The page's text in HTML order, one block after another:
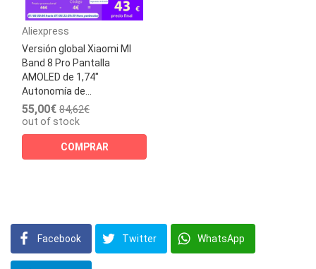
Aliexpress
Versión global Xiaomi MI
Band 8 Pro Pantalla
AMOLED de 1,74"
Autonomía de...
55,00€ 84,62€
out of stock
COMPRAR
Facebook Twitter WhatsApp